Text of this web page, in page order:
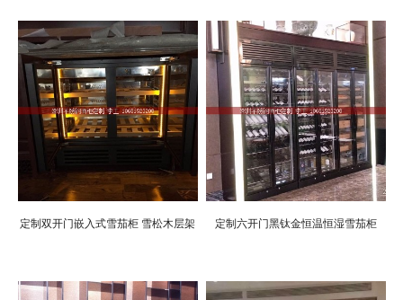
定制双开门嵌入式雪茄柜 雪松木层架 定制六开门黑钛金恒温恒湿雪茄柜